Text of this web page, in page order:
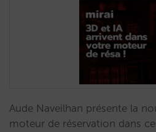
Aude Naveilhan présente la
moteur de réservation dans